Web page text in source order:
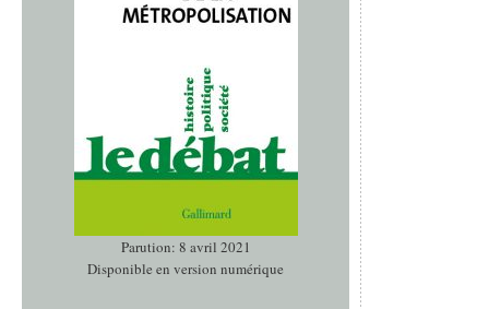
Parution: 8 avril 2021
Disponible en version numérique